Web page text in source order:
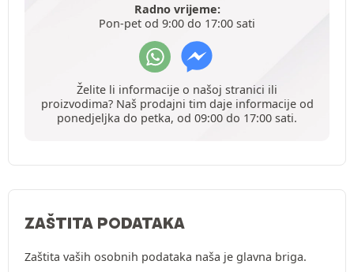
Radno vrijeme:
Pon-pet od 9:00 do 17:00 sati
Želite li informacije o našoj stranici ili
proizvodima? Naš prodajni tim daje informacije od
ponedjeljka do petka, od 09:00 do 17:00 sati.
ZAŠTITA PODATAKA
Zaštita vaših osobnih podataka naša je glavna briga.